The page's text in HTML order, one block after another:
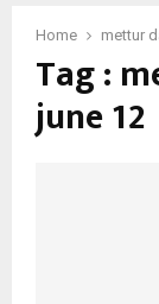
Home mettur
Tag :
june 12